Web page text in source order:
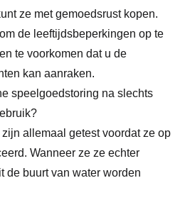
ze met gemoedsrust kopen.
de leeftijdsbeperkingen op te
te voorkomen dat u de
kan aanraken.
speelgoedstoring na slechts
allemaal getest voordat ze op
Wanneer ze ze echter
de buurt van water worden